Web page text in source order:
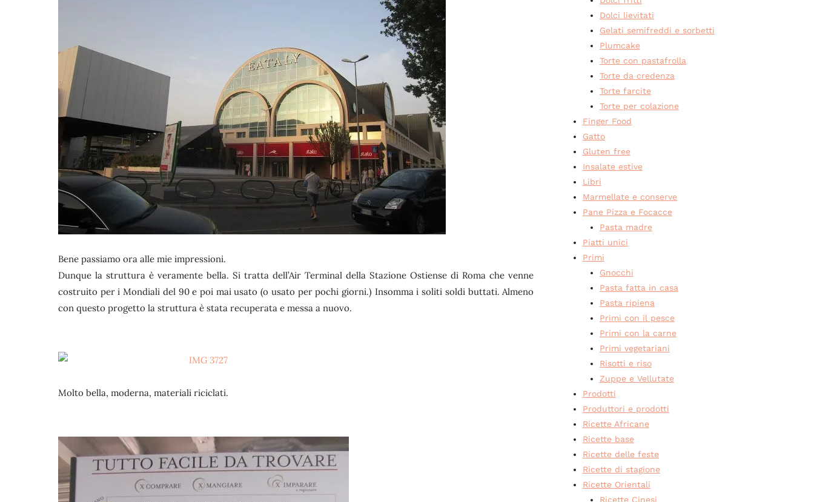
Bene passiamo ora alle mie impressioni.
Dunque la struttura è veramente bella. Si tratta dell’Air Terminal della Stazione Ostiense di Roma che venne
costruito per i Mondiali del 90 e poi mai usato (o usato per pochi giorni.) Insomma i soliti soldi buttati. Almeno
con questo progetto la struttura è stata recuperata e messa a nuovo.
Molto bella, moderna, materiali riciclati.
Dolci lievitati
Gelati semifreddi e sorbetti
Plumcake
Torte con pastafrolla
Torte da credenza
Torte farcite
Torte per colazione
Finger Food
Gatto
Gluten free
Insalate estive
Libri
Marmellate e conserve
Pane Pizza e Focacce
Pasta madre
Piatti unici
Primi
Gnocchi
Pasta fatta in casa
Pasta ripiena
Primi con il pesce
Primi con la carne
Primi vegetariani
Risotti e riso
Zuppe e Vellutate
Prodotti
Produttori e prodotti
Ricette Africane
Ricette base
Ricette delle feste
Ricette di stagione
Ricette Orientali
Ricette Cinesi